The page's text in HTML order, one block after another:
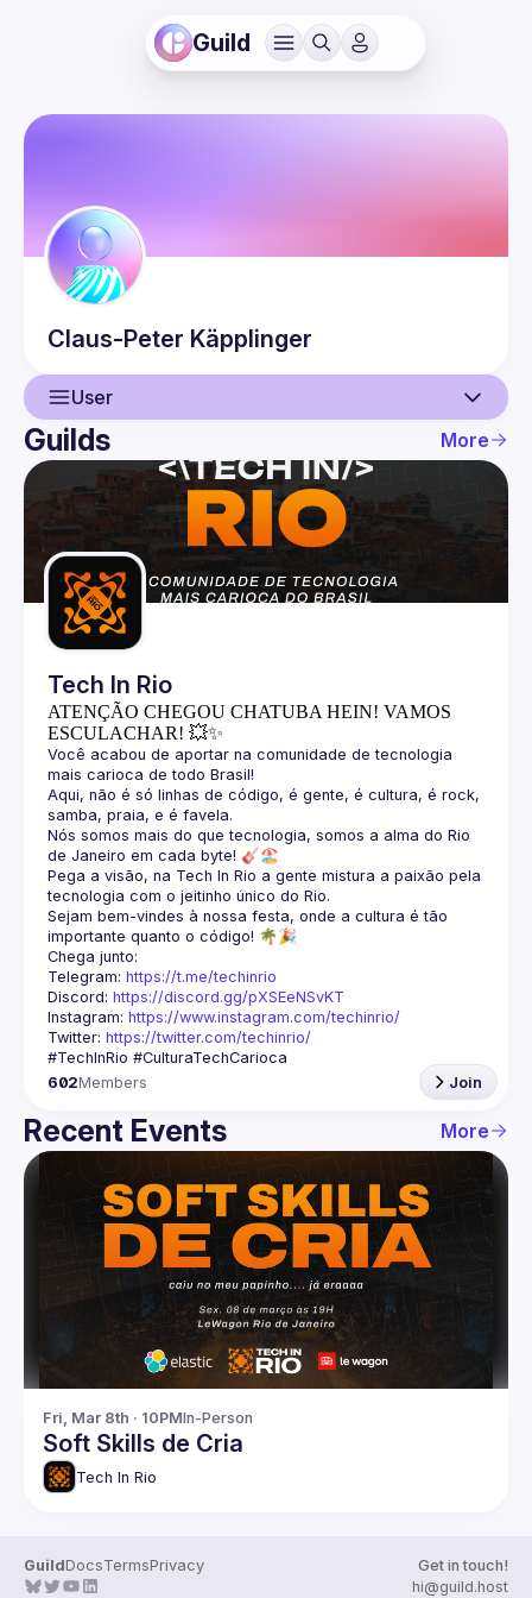
Guild
Claus-Peter Käpplinger
User
User
Events
Guilds
Guilds More
Tech In Rio
ATENÇÃO CHEGOU CHATUBA HEIN! VAMOS
ESCULACHAR! 💥✨
Você acabou de aportar na comunidade de tecnologia
Aqui, não é só linhas de código, é gente, é cultura, é rock,
Nós somos mais do que tecnologia, somos a alma do Rio
Pega a visão, na Tech In Rio a gente mistura a paixão pela
Sejam bem-vindes à nossa festa, onde a cultura é tão
Telegram: https://t.me/techinrio
Discord: https://discord.gg/pXSEeNSvKT
Instagram: https://www.instagram.com/techinrio/
Twitter: https://twitter.com/techinrio/
602Members Join
Recent Events More
Fri, Mar 8th · 10PMIn-Person
Soft Skills de Cria
Tech In Rio
GuildDocsTermsPrivacy
Get in touch!
hi@guild.host